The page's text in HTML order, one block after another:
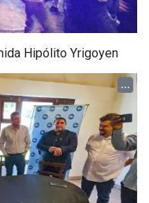
Hipólito Yrigoyen
...